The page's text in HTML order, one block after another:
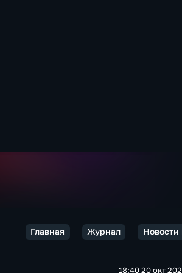
Главная Журнал Новости
18:40 20 окт